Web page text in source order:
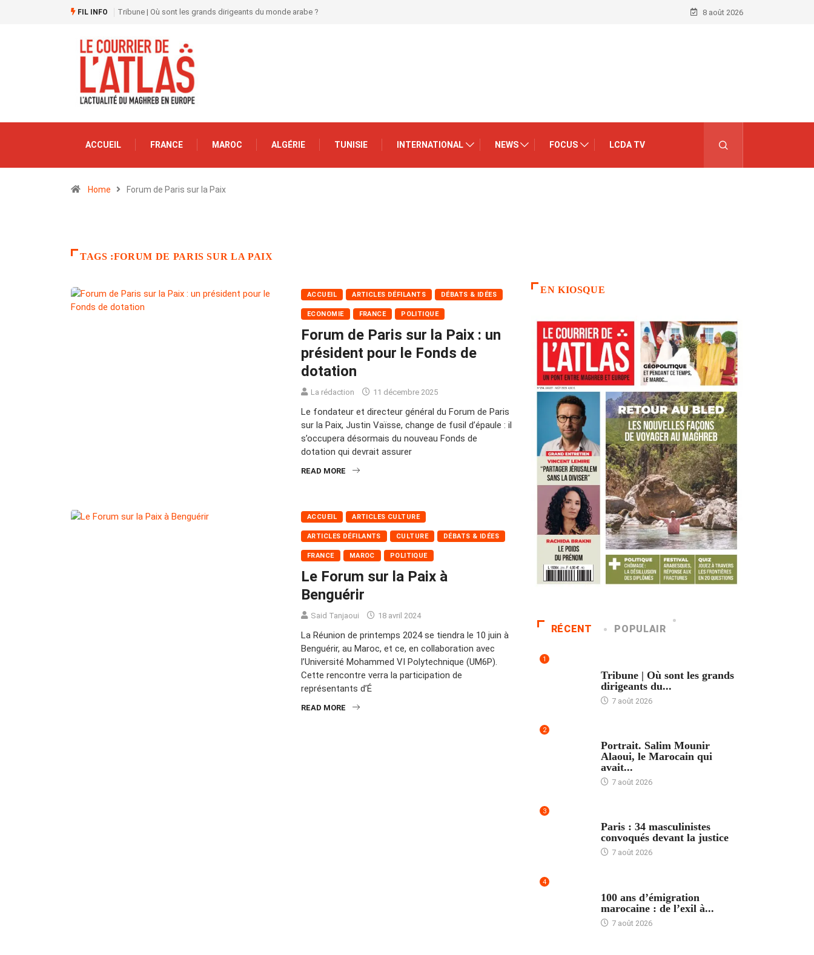
FIL INFO Tribune | Où sont les grands dirigeants du monde arabe ? 8 août 2026
ACCUEIL FRANCE MAROC ALGÉRIE TUNISIE INTERNATIONAL NEWS FOCUS LCDA TV
Home Forum de Paris sur la Paix
TAGS :FORUM DE PARIS SUR LA PAIX
ACCUEIL ARTICLES DÉFILANTS DÉBATS & IDÉES
ECONOMIE FRANCE POLITIQUE
Forum de Paris sur la Paix : un
président pour le Fonds de
dotation
La rédaction 11 décembre 2025
Le fondateur et directeur général du Forum de Paris
sur la Paix, Justin Vaïsse, change de fusil d’épaule : il
s’occupera désormais du nouveau Fonds de
dotation qui devrait assurer
READ MORE
ACCUEIL ARTICLES CULTURE
ARTICLES DÉFILANTS CULTURE DÉBATS & IDÉES
FRANCE MAROC POLITIQUE
Le Forum sur la Paix à
Benguérir
Said Tanjaoui 18 avril 2024
La Réunion de printemps 2024 se tiendra le 10 juin à
Benguérir, au Maroc, et ce, en collaboration avec
l’Université Mohammed VI Polytechnique (UM6P).
Cette rencontre verra la participation de
représentants d’É
READ MORE
EN KIOSQUE
RÉCENT POPULAIR
1
Tribune | Où sont les grands
dirigeants du...
7 août 2026
2
Portrait. Salim Mounir
Alaoui, le Marocain qui
avait...
7 août 2026
3
Paris : 34 masculinistes
convoqués devant la justice
7 août 2026
4
100 ans d’émigration
marocaine : de l’exil à...
7 août 2026